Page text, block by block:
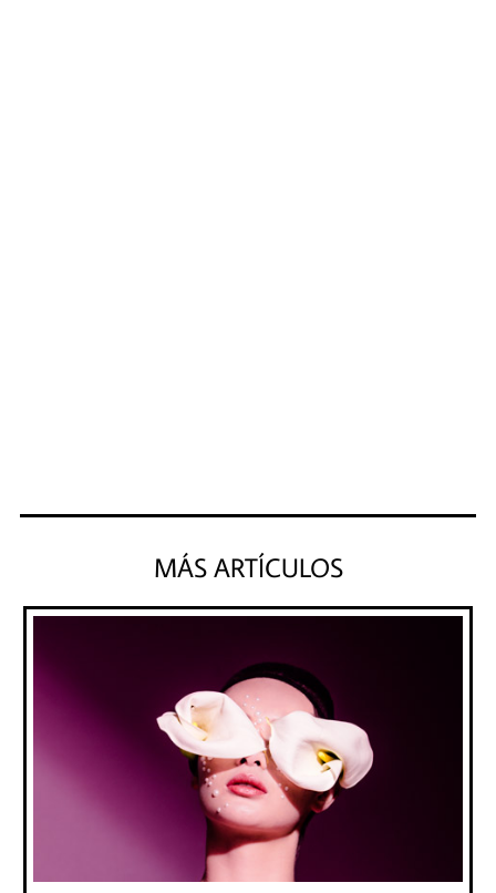
MÁS ARTÍCULOS